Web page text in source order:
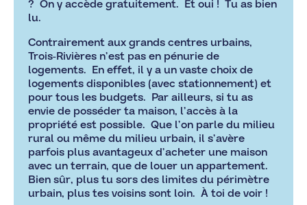
? On y accède gratuitement. Et oui ! Tu as bien
lu.
Contrairement aux grands centres urbains,
Trois-Rivières n’est pas en pénurie de
logements. En effet, il y a un vaste choix de
logements disponibles (avec stationnement) et
pour tous les budgets. Par ailleurs, si tu as
envie de posséder ta maison, l’accès à la
propriété est possible. Que l’on parle du milieu
rural ou même du milieu urbain, il s’avère
parfois plus avantageux d’acheter une maison
avec un terrain, que de louer un appartement.
Bien sûr, plus tu sors des limites du périmètre
urbain, plus tes voisins sont loin. À toi de voir !